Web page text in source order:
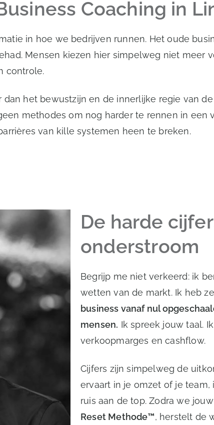
Coaching in
in hoe we bedrijven runnen. Het oude
Mensen kiezen hier simpelweg niet meer
controle.
het bewustzijn en de innerlijke regie van
methodes om nog harder te rennen in een
van kille systemen heen te breken.
De harde
onderstroom
Begrijp me niet verkeerd: ik
wetten van de markt. Ik heb
business vanaf nul
mensen. Ik spreek jouw taal.
verkoopmarges en cashflow.
Cijfers zijn simpelweg de
ervaart in je omzet of je
ruis aan de top. Zodra we
Reset Methode™, herstelt de